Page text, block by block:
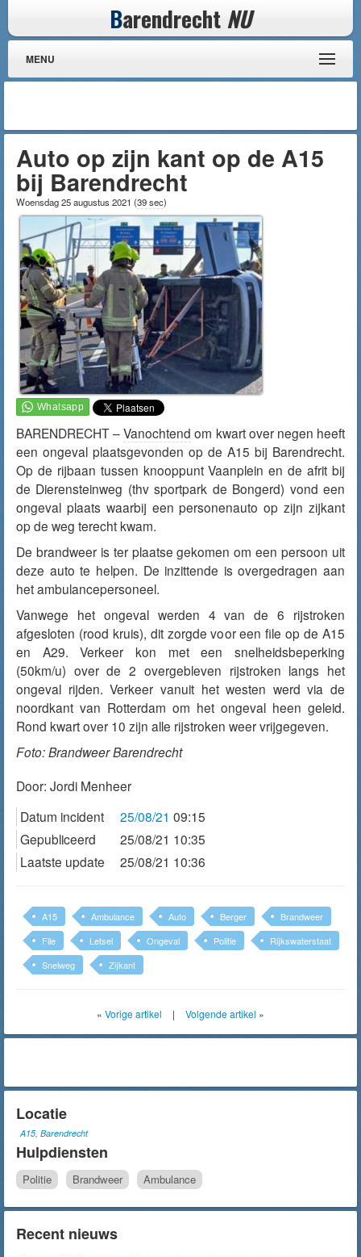
Barendrecht NU
MENU
Auto op zijn kant op de A15
bij Barendrecht
Woensdag 25 augustus 2021 (39 sec)
BARENDRECHT –Vanochtend om kwart over negen heeft
een ongeval plaatsgevonden op de A15 bij Barendrecht.
Op de rijbaan tussen knooppunt Vaanplein en de afrit bij
de Dierensteinweg (thv sportpark de Bongerd) vond een
ongeval plaats waarbij een personenauto op zijn zijkant
op de weg terecht kwam.
De brandweer is ter plaatse gekomen om een persoon uit
deze auto te helpen. De inzittende is overgedragen aan
het ambulancepersoneel.
Vanwege het ongeval werden 4 van de 6 rijstroken
afgesloten (rood kruis), dit zorgde voor een file op de A15
en A29. Verkeer kon met een snelheidsbeperking
(50km/u) over de 2 overgebleven rijstroken langs het
ongeval rijden. Verkeer vanuit het westen werd via de
noordkant van Rotterdam om het ongeval heen geleid.
Rond kwart over 10 zijn alle rijstroken weer vrijgegeven.
Foto: Brandweer Barendrecht
Door: Jordi Menheer
Datum incident
25/08/21 09:15
Gepubliceerd
25/08/21 10:35
Laatste update
25/08/21 10:36
A15 Ambulance Auto Berger
Brandweer
File
Letsel Ongeval Politie
Rijkswaterstaat
Snelweg
Zijkant
« Vorige artikel | Volgende artikel »
Locatie
A15, Barendrecht
Hulpdiensten
Politie Brandweer Ambulance
Recent nieuws